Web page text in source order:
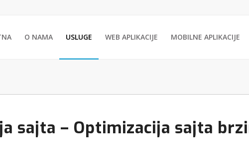
O NAMA USLUGE WEB APLIKACIJE MOBILNE APLIKACIJE
sajta – Optimizacija sajta